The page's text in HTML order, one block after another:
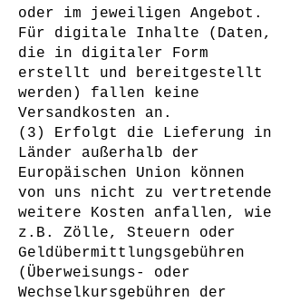
oder im jeweiligen Angebot.
Für digitale Inhalte (Daten,
die in digitaler Form
erstellt und bereitgestellt
werden) fallen keine
Versandkosten an.
(3) Erfolgt die Lieferung in
Länder außerhalb der
Europäischen Union können
von uns nicht zu vertretende
weitere Kosten anfallen, wie
z.B. Zölle, Steuern oder
Geldübermittlungsgebühren
(Überweisungs- oder
Wechselkursgebühren der